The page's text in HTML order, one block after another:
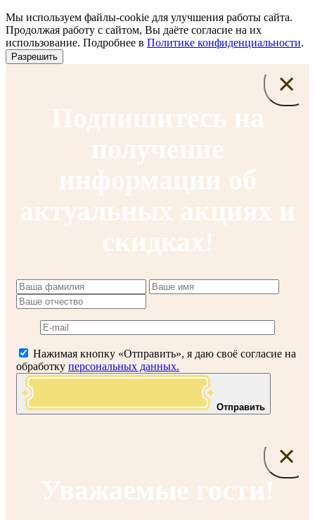
Мы используем файлы-cookie для улучшения работы сайта.
Продолжая работу с сайтом, Вы даёте согласие на их
использование. Подробнее в Политике конфиденциальности.
Разрешить
×
Подпишитесь на
получение
информации об
актуальных акциях и
скидках!
Нажимая кнопку «Отправить», я даю своё согласие на
обработку персональных данных.
Отправить
×
Уважаемые гости!